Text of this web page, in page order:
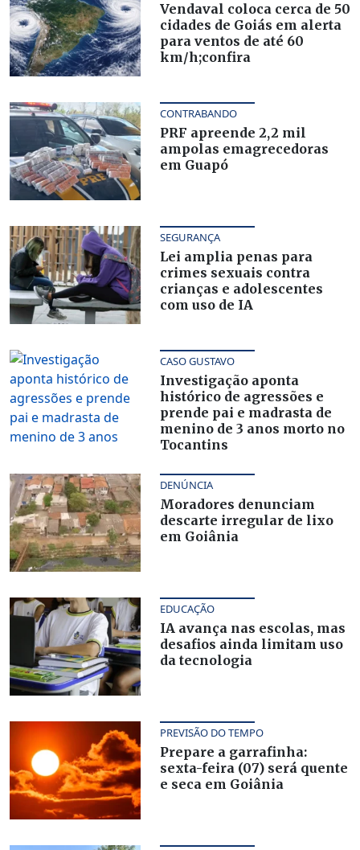
Vendaval coloca cerca de 50
cidades de Goiás em alerta
para ventos de até 60
km/h;confira
CONTRABANDO
PRF apreende 2,2 mil
ampolas emagrecedoras
em Guapó
SEGURANÇA
Lei amplia penas para
crimes sexuais contra
crianças e adolescentes
com uso de IA
CASO GUSTAVO
Investigação aponta
histórico de agressões e
prende pai e madrasta de
menino de 3 anos morto no
Tocantins
DENÚNCIA
Moradores denunciam
descarte irregular de lixo
em Goiânia
EDUCAÇÃO
IA avança nas escolas, mas
desafios ainda limitam uso
da tecnologia
PREVISÃO DO TEMPO
Prepare a garrafinha:
sexta-feira (07) será quente
e seca em Goiânia